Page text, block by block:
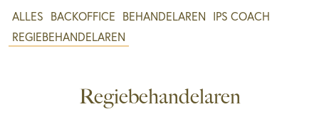
ALLES BACKOFFICE BEHANDELAREN IPS COACH
REGIEBEHANDELAREN
Regiebehandelaren